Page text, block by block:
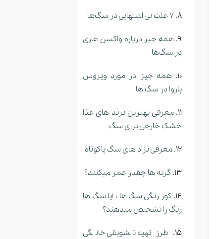
7 علت بی اشتهایی در سگ‌ها
همه چیز درباره واکسن هاری
در سگ‌ها
همه چیز در مورد ویروس
پاروا در سگ ها
معرفی بهترین برند های غذا
خشک خارجی برای سگ
معرفی نژاد های سگ پاکوتاه
گربه ها چقدر عمر میکنند؟
کور رنگی سگ ها ، آیا سگ ها
رنگ را تشخیص میدهند؟
طرز تهیه تشویقی خانگی